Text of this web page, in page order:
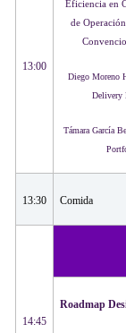
13:00
Eficiencia en
de
Diego Moreno
Delivery
Támara García
13:30 Comida
14:45
Roadmap